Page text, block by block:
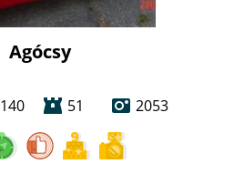
Agócsy
140 51 2053